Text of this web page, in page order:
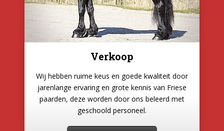
Verkoop
Wij hebben ruime keus en goede kwaliteit door
jarenlange ervaring en grote kennis van Friese
paarden, deze worden door ons beleerd met
geschoold personeel.